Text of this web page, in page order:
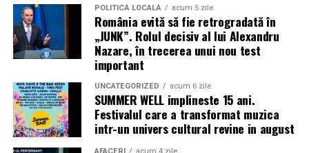
ActoriiVlad Gherman, Oana Gherman și Ioana
Ginghină
vin la întâlnirea cu publicul dinCinema City
Vivo! Pitești pe 17 februarie, de la 18:30și vor
participa la o discuție după proiecție, alături de
Paul Decu.
Caravana„În pielea mea”ajunge laCinema City
Shopping City Ploiești, pe 18 februarie,de la 18:30, la
proiecția specială introdusă de regizorulPaul Decu,
POLITICĂ LOCALĂ acum 5 zile
România evită să fie retrogradată în
„JUNK”. Rolul decisiv al lui Alexandru
Nazare, în trecerea unui nou test
important
UNCATEGORIZED acum 6 zile
SUMMER WELL implineste 15 ani.
Festivalul care a transformat muzica
intr-un univers cultural revine in august
AFACERI acum 4 zile